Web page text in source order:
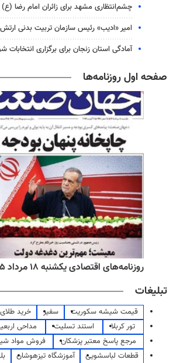
چشم‌انتظاری مشهد برای زائران امام رضا
امیر «ادیب» رئیس سازمان تربیت بدنی
آمادگی استان زنجان برای برگزاری
صفحه اول روزنامه‌ها
روزنامه‌های اقتصادی یکشنبه ۱۸ مرداد ۱۴۰۵
تبلیغات
قیمت شیشه سکوریت سفیر خرید
تور کربلا
استند تسلیت مداحی
مرجع پاسخ معتبر پزشکان
فروش مواد
قطعات لباسشویی
آموزشگاه تیزهوشان